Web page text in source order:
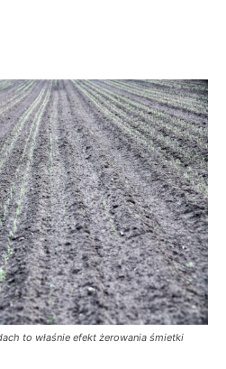
to właśnie efekt żerowania śmietki